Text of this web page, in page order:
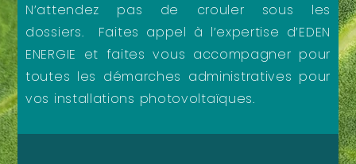
N’attendez pas de crouler sous les
dossiers. Faites appel à l’expertise d’EDEN
ENERGIE et faites vous accompagner pour
toutes les démarches administratives pour
vos installations photovoltaïques.